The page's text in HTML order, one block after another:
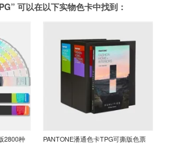
可以在以下实物色卡中找到：
2800种
PANTONE潘通色卡TPG可撕版色票